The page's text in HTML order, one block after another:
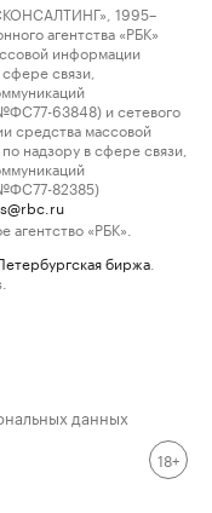
1995–
агентства «РБК»
информации
связи,
63848) и сетевого
средства массовой
надзору в сфере связи,
82385)
«РБК».
биржа
данных
18+